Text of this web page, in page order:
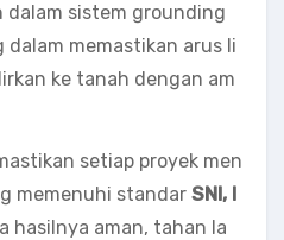
dalam sistem grounding
memastikan arus li
ke tanah dengan am
setiap proyek men
memenuhi standar SNI, I
hasilnya aman, tahan la